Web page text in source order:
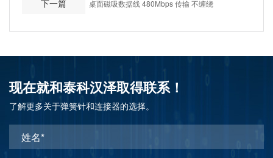
下一篇 桌面磁吸数据线 480Mbps 传输 不缠绕
现在就和泰科汉泽取得联系！
了解更多关于弹簧针和连接器的选择。